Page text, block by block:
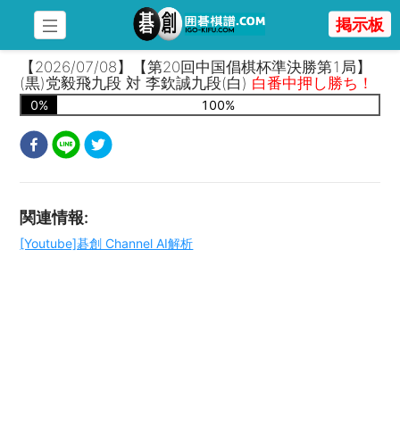
掲示板
【2026/07/08】【第20回中国倡棋杯準決勝第1局】
(黒)党毅飛九段 対 李欽誠九段(白) 白番中押し勝ち！
0% 100%
関連情報:
[Youtube]碁創 Channel AI解析